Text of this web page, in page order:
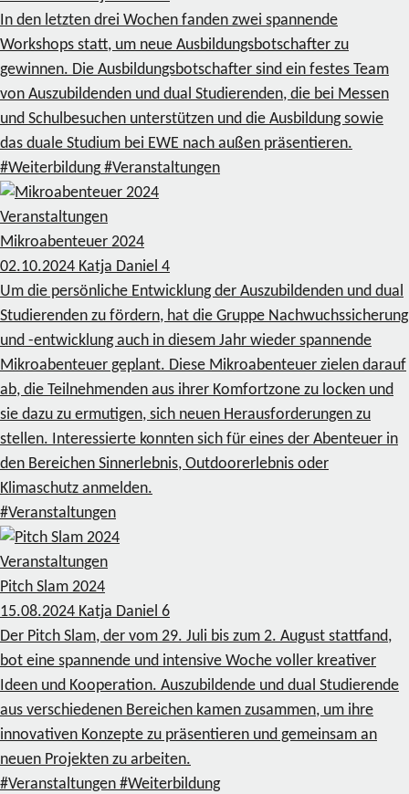
In den letzten drei Wochen fanden zwei spannende
Workshops statt, um neue Ausbildungsbotschafter zu
gewinnen. Die Ausbildungsbotschafter sind ein festes Team
von Auszubildenden und dual Studierenden, die bei Messen
und Schulbesuchen unterstützen und die Ausbildung sowie
das duale Studium bei EWE nach außen präsentieren.
#Weiterbildung #Veranstaltungen
Veranstaltungen
Mikroabenteuer 2024
02.10.2024 Katja Daniel 4
Um die persönliche Entwicklung der Auszubildenden und dual
Studierenden zu fördern, hat die Gruppe Nachwuchssicherung
und -entwicklung auch in diesem Jahr wieder spannende
Mikroabenteuer geplant. Diese Mikroabenteuer zielen darauf
ab, die Teilnehmenden aus ihrer Komfortzone zu locken und
sie dazu zu ermutigen, sich neuen Herausforderungen zu
stellen. Interessierte konnten sich für eines der Abenteuer in
den Bereichen Sinnerlebnis, Outdoorerlebnis oder
Klimaschutz anmelden.
#Veranstaltungen
Veranstaltungen
Pitch Slam 2024
15.08.2024 Katja Daniel 6
Der Pitch Slam, der vom 29. Juli bis zum 2. August stattfand,
bot eine spannende und intensive Woche voller kreativer
Ideen und Kooperation. Auszubildende und dual Studierende
aus verschiedenen Bereichen kamen zusammen, um ihre
innovativen Konzepte zu präsentieren und gemeinsam an
neuen Projekten zu arbeiten.
#Veranstaltungen #Weiterbildung